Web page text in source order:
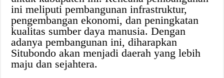
ini meliputi pembangunan infrastruktur,
pengembangan ekonomi, dan peningkatan
kualitas sumber daya manusia. Dengan
adanya pembangunan ini, diharapkan
Situbondo akan menjadi daerah yang lebih
maju dan sejahtera.